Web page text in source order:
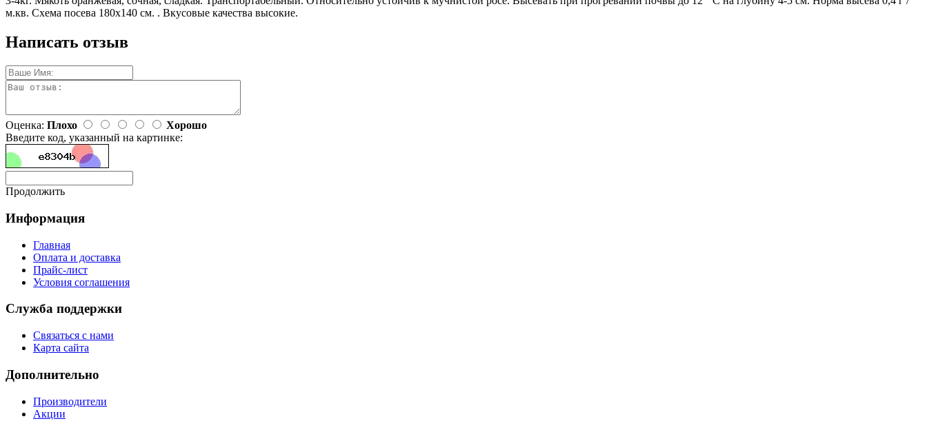
м.кв. Схема посева 180х140 см. . Вкусовые качества высокие.
Написать отзыв
Оценка: Плохо
Хорошо
Введите код, указанный на картинке:
Продолжить
Информация
Главная
Оплата и доставка
Прайс-лист
Условия соглашения
Служба поддержки
Связаться с нами
Карта сайта
Дополнительно
Производители
Акции